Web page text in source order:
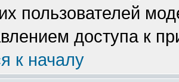
пользователей
доступа к
к началу